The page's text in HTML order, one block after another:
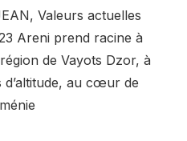
Valeurs actuelles
Areni prend racine à
de Vayots Dzor, à
d’altitude, au cœur de